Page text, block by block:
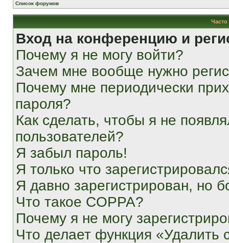
Список форумов
Вход на конференцию и
Почему я не могу войти?
Зачем мне вообще нужно
Почему мне периодически
пароля?
Как сделать, чтобы я не
пользователей?
Я забыл пароль!
Я только что
Я давно зарегистрирован, но
Что такое COPPA?
Почему я не могу
Что делает функция «Удалить